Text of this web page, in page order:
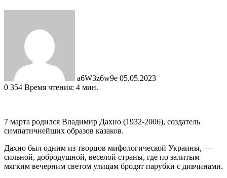
a6W3z6w9e 05.05.2023
0 354 Время чтения: 4 мин.
7 марта родился Владимир Дахно (1932-2006), создатель
симпатичнейших образов казаков.
Дахно был одним из творцов мифологической Украины, —
сильной, добродушной, веселой страны, где по залитым
мягким вечерним светом улицам бродят парубки с дивчинами.